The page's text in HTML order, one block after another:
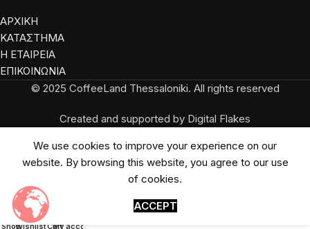
ΑΡΧΙΚΗ
ΚΑΤΑΣΤΗΜΑ
Η ΕΤΑΙΡΕΙΑ
ΕΠΙΚΟΙΝΩΝΙΑ
© 2025 CoffeeLand Thessaloniki. All rights reserved
Created and supported by Digital Flakes
We use cookies to improve your experience on our
website. By browsing this website, you agree to our use
of cookies.
ACCEPT
ShopWishlistCart
My account